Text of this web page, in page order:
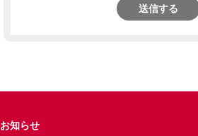
送信する
お知らせ